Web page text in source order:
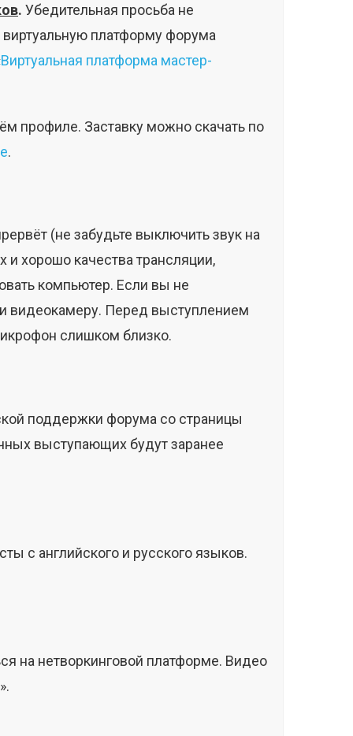
. Убедительная просьба не
виртуальную платформу форума
Виртуальная платформа мастер-
профиле. Заставку можно скачать по
.
(не забудьте выключить звук на
хорошо качества трансляции,
компьютер. Если вы не
видеокамеру. Перед выступлением
слишком близко.
поддержки форума со страницы
выступающих будут заранее
с английского и русского языков.
на нетворкинговой платформе. Видео
».